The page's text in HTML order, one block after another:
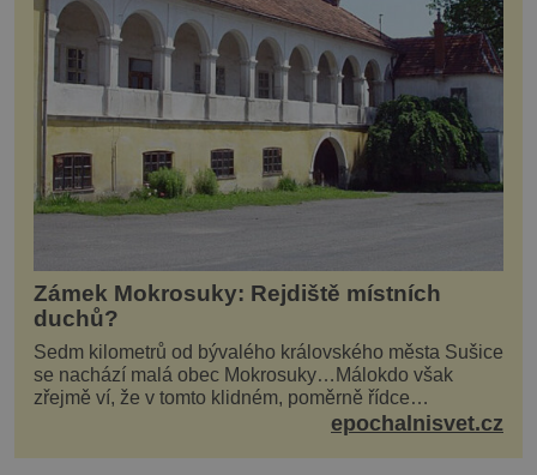
Zámek Mokrosuky: Rejdiště místních
duchů?
Sedm kilometrů od bývalého královského města Sušice
se nachází malá obec Mokrosuky…Málokdo však
zřejmě ví, že v tomto klidném, poměrně řídce
navštěvovaném koutu vesnické Šumavy se nachází
epochalnisvet.cz